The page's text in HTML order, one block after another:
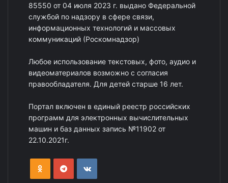
85550 от 04 июля 2023 г. выдано Федеральной
службой по надзору в сфере связи,
информационных технологий и массовых
коммуникаций (Роскомнадзор)
Любое использование текстовых, фото, аудио и
видеоматериалов возможно с согласия
правообладателя. Для детей старше 16 лет.
Портал включен в единый реестр российских
программ для электронных вычислительных
машин и баз данных запись №11902 от
22.10.2021г.